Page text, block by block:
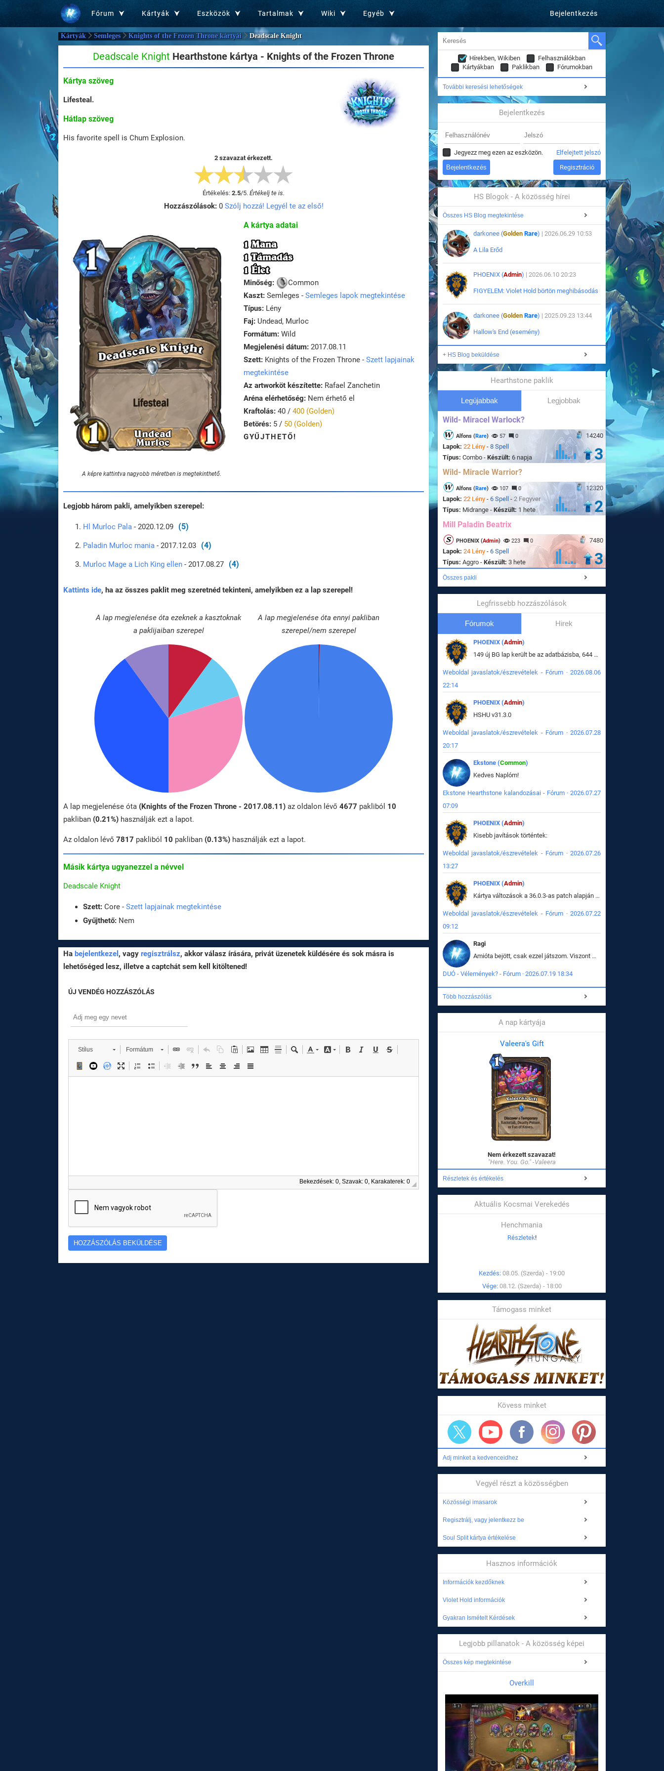
Fórum Kártyák Eszközök Tartalmak Wiki Egyéb Bejelentkezés
Kártyák Semleges Knights of the Frozen Throne kártyái Deadscale Knight
Deadscale Knight Hearthstone kártya - Knights of the Frozen Throne
Kártya szöveg
Lifesteal.
Hátlap szöveg
His favorite spell is Chum Explosion.
2 szavazat érkezett.
Értékelés: 2.5/5. Értékelj te is.
Hozzászólások:0 Szólj hozzá! Legyél te az első!
A képre kattintva nagyobb méretben is megtekinthető.
A kártya adatai
1 Mana
1 Támadás
1 Élet
Minőség:
Common
Kaszt: Semleges - Semleges lapok megtekintése
Típus: Lény
Faj: Undead, Murloc
Formátum: Wild
Megjelenési dátum: 2017.08.11
Szett: Knights of the Frozen Throne - Szett lapjainak
megtekintése
Az artworköt készítette: Rafael Zanchetin
Aréna elérhetőség: Nem érhető el
Kraftolás: 40 / 400 (Golden)
Betörés: 5 / 50 (Golden)
GYŰJTHETŐ!
Legjobb három pakli, amelyikben szerepel:
Hl Murloc Pala - 2020.12.09 (5)
Paladin Murloc mania - 2017.12.03 (4)
Murloc Mage a Lich King ellen - 2017.08.27 (4)
Kattints ide, ha az összes paklit meg szeretnéd tekinteni, amelyikben ez a lap szerepel!
A lap megjelenése óta ezeknek a kasztoknak
a paklijaiban szerepel
A lap megjelenése óta ennyi pakliban
szerepel/nem szerepel
A lap megjelenése óta (Knights of the Frozen Throne - 2017.08.11) az oldalon lévő 4677 pakliból 10
pakliban (0.21%) használják ezt a lapot.
Az oldalon lévő 7817 pakliból 10 pakliban (0.13%) használják ezt a lapot.
Másik kártya ugyanezzel a névvel
Deadscale Knight
Szett: Core - Szett lapjainak megtekintése
Gyűjthető: Nem
Ha bejelentkezel , vagy regisztrálsz, akkor válasz írására, privát üzenetek küldésére és sok másra is
lehetőséged lesz, illetve a captchát sem kell kitöltened!
ÚJ VENDÉG HOZZÁSZÓLÁS
Stílus Formátum
Bekezdések: 0, Szavak: 0, Karakaterek: 0
Hírekben, Wikiben
Felhasználókban
Kártyákban
Paklikban Fórumokban
További keresési lehetőségek
Bejelentkezés
Jegyezz meg ezen az eszközön. Elfelejtett jelszó
Regisztráció
HS Blogok - A közösség hírei
Összes HS Blog megtekintése
darkonee (Golden Rare) | 2026.06.29 10:53
A Lila Erőd
PHOENIX (Admin) | 2026.06.10 20:23
FIGYELEM: Violet Hold börtön meghibásodás
darkonee (Golden Rare) | 2025.09.23 13:44
Hallow's End (esemény)
+ HS Blog beküldése
Hearthstone paklik
Legújabbak Legjobbak
Wild- Miracel Warlock?
14240
Alfons (Rare) 57 0
Lapok: 22 Lény - 8 Spell
Típus: Combo - Készült: 6 napja 3
Wild- Miracle Warrior?
12320
Alfons (Rare) 107 0
Lapok: 22 Lény - 6 Spell - 2 Fegyver
Típus: Midrange - Készült: 1 hete 2
Mill Paladin Beatrix
7480
PHOENIX (Admin) 223 0
Lapok: 24 Lény - 6 Spell
Típus: Aggro - Készült: 3 hete 3
Összes pakli
Legfrissebb hozzászólások
Fórumok Hirek
PHOENIX (Admin)
149 új BG lap került be az adatbázisba, 644 db meglévő BG lap módosult, bekerültek az új képek a megváltozott lapokhoz is.
Weboldal javaslatok/észrevételek - Fórum · 2026.08.06
22:14
PHOENIX (Admin)
HSHU v31.3.0
Weboldal javaslatok/észrevételek - Fórum · 2026.07.28
20:17
Ekstone (Common)
Kedves Naplóm!
Ekstone Hearthstone kalandozásai - Fórum · 2026.07.27
07:09
PHOENIX (Admin)
Kisebb javítások történtek:
Weboldal javaslatok/észrevételek - Fórum · 2026.07.26
13:27
PHOENIX (Admin)
Kártya változások a 36.0.3-as patch alapján frissítve az adatbázisban (képek is cserélve).
Weboldal javaslatok/észrevételek - Fórum · 2026.07.22
09:12
Ragi
Amióta bejött, csak ezzel játszom. Viszont mint minden más - akár az alapjáték is, ez is baromira összetett lett. Néha már pár kör után is esélytelen az egész. Vagy irreállisan túltápol valaki, vagy lelép a partner, vagy csak hülye mint a segg. És amikor eljönne az én időm, na akkor jön el mindenki másé is. Engem jobban érdekelne, hogy ki milyen ratingen szokott játszani. Na ez lenne egy érdekes adat.
DUÓ - Vélemények? - Fórum · 2026.07.19 18:34
Több hozzászólás
A nap kártyája
Valeera's Gift
Nem érkezett szavazat!
"Here. You. Go." -Valeera
Részletek és értékelés
Aktuális Kocsmai Verekedés
Henchmania
Részletek!
Kezdés: 08.05. (Szerda) - 19:00
Vége: 08.12. (Szerda) - 18:00
Támogass minket
Kövess minket
Adj minket a kedvenceidhez
Vegyél részt a közösségben
Közösségi imasarok
Regisztrálj, vagy jelentkezz be
Soul Split kártya értékelése
Hasznos információk
Információk kezdőknek
Violet Hold információk
Gyakran Ismételt Kérdések
Legjobb pillanatok - A közösség képei
Összes kép megtekintése
Overkill